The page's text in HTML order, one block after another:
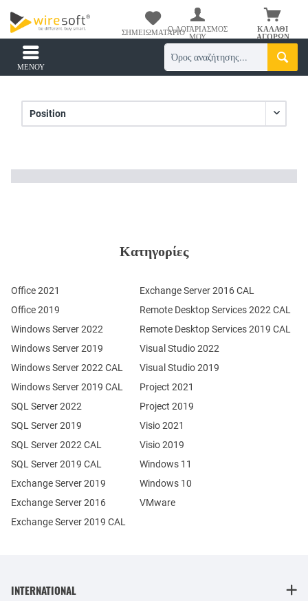
ΚΑΛΆΘΙ
ΑΓΟΡΏΝ
ΣΗΜΕΙΩΜΑΤΆΡΙΟΟ ΛΟΓΑΡΙΑΣΜΌΣ
ΜΟΥ
ΜΕΝΟΎ
Κατηγορίες
Office 2021
Office 2019
Windows Server 2022
Windows Server 2019
Exchange Server 2019
Exchange Server 2016
SQL Server 2022
SQL Server 2019
Windows Server 2022 CAL
Windows Server 2019 CAL
SQL Server 2022 CAL
SQL Server 2019 CAL
Remote Desktop Services 2022 CAL
Remote Desktop Services 2019 CAL
Exchange Server 2019 CAL
Exchange Server 2016 CAL
Visual Studio 2022
Visual Studio 2019
Project 2021
Project 2019
Visio 2021
Visio 2019
Windows 11
Windows 10
VMware
INTERNATIONAL